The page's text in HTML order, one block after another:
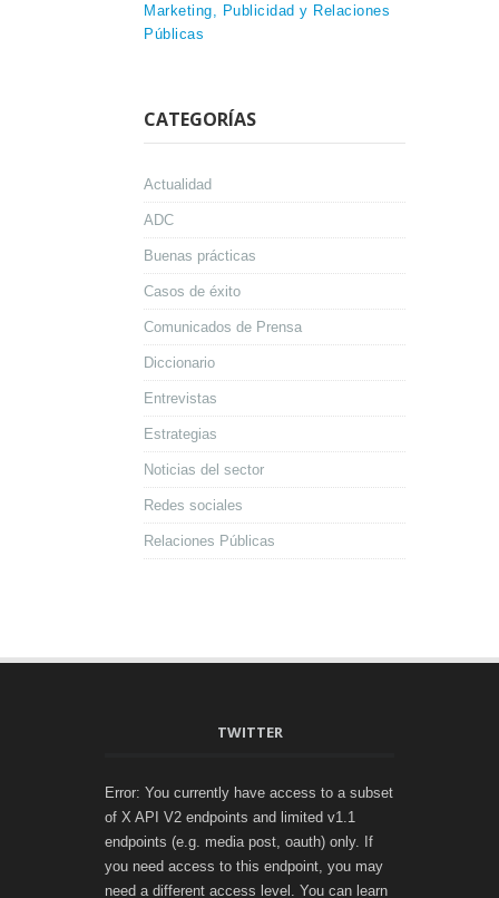
Marketing, Publicidad y Relaciones
Públicas
CATEGORÍAS
Actualidad
ADC
Buenas prácticas
Casos de éxito
Comunicados de Prensa
Diccionario
Entrevistas
Estrategias
Noticias del sector
Redes sociales
Relaciones Públicas
TWITTER
Error: You currently have access to a subset
of X API V2 endpoints and limited v1.1
endpoints (e.g. media post, oauth) only. If
you need access to this endpoint, you may
need a different access level. You can learn